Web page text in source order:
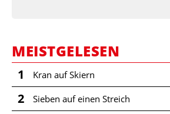
MEISTGELESEN
1 Kran auf Skiern
2 Sieben auf einen Streich